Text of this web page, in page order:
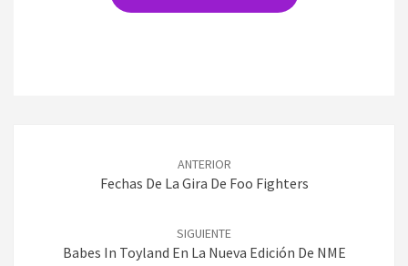
ANTERIOR
Fechas De La Gira De Foo Fighters
SIGUIENTE
Babes In Toyland En La Nueva Edición De NME